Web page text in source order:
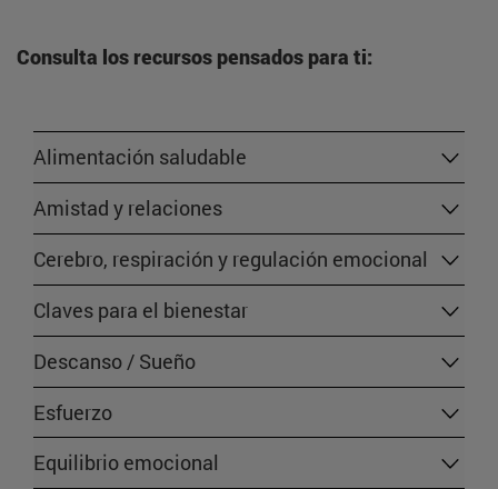
Consulta los recursos pensados para ti:
Alimentación saludable
Amistad y relaciones
Cerebro, respiración y regulación emocional
Claves para el bienestar
Descanso / Sueño
Esfuerzo
Equilibrio emocional